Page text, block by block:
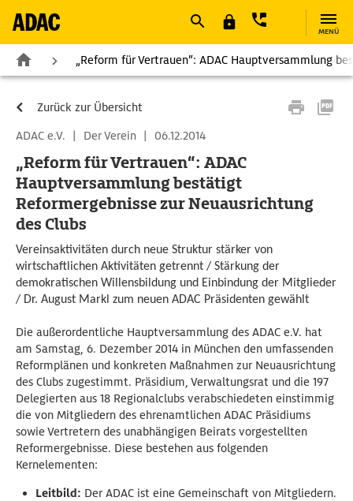
MENÜ
„Reform für Vertrauen“: ADAC Hauptversammlung
Zurück zur Übersicht
ADAC e.V.
| Der Verein | 06.12.2014
„Reform für Vertrauen“: ADAC
Hauptversammlung bestätigt
Reformergebnisse zur Neuausrichtung
des Clubs
Vereinsaktivitäten durch neue Struktur stärker von
wirtschaftlichen Aktivitäten getrennt / Stärkung der
demokratischen Willensbildung und Einbindung der Mitglieder
/ Dr. August Markl zum neuen ADAC Präsidenten gewählt
Die außerordentliche Hauptversammlung des ADAC e.V. hat
am Samstag, 6. Dezember 2014 in München den umfassenden
Reformplänen und konkreten Maßnahmen zur Neuausrichtung
des Clubs zugestimmt. Präsidium, Verwaltungsrat und die 197
Delegierten aus 18 Regionalclubs verabschiedeten einstimmig
die von Mitgliedern des ehrenamtlichen ADAC Präsidiums
sowie Vertretern des unabhängigen Beirats vorgestellten
Reformergebnisse. Diese bestehen aus folgenden
Kernelementen:
Leitbild: Der ADAC ist eine Gemeinschaft von Mitgliedern.